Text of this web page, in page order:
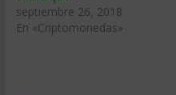
septiembre 26, 2018
En «Criptomonedas»